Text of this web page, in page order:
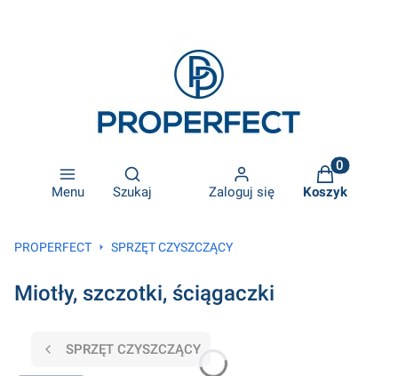
Menu
Otwórz wyszukiwarkę
Szukaj Zaloguj się
Produkty w
Koszyk
PROPERFECT SPRZĘT CZYSZCZĄCY
Miotły, szczotki, ściągaczki
SPRZĘT CZYSZCZĄCY